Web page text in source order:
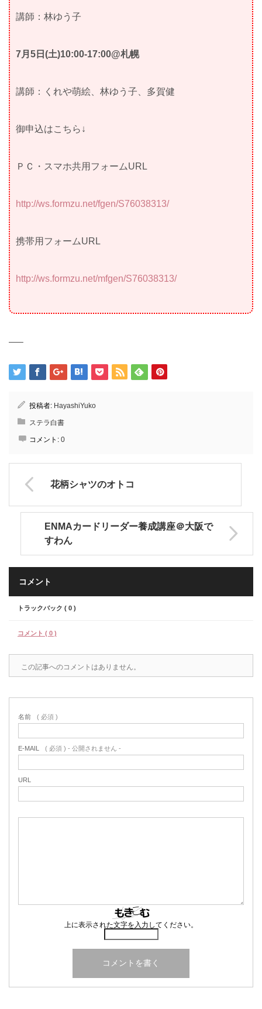
講師：林ゆう子
7月5日(土)10:00-17:00@札幌
講師：くれや萌絵、林ゆう子、多賀健
御申込はこちら↓
ＰＣ・スマホ共用フォームURL
http://ws.formzu.net/fgen/S76038313/
携帯用フォームURL
http://ws.formzu.net/mfgen/S76038313/
—–
投稿者: HayashiYuko
ステラ白書
コメント: 0
花柄シャツのオトコ
ENMAカードリーダー養成講座＠大阪で
すわん
コメント
トラックバック ( 0 )
コメント ( 0 )
この記事へのコメントはありません。
名前 ( 必須 )
E-MAIL ( 必須 ) - 公開されません -
URL
上に表示された文字を入力してください。